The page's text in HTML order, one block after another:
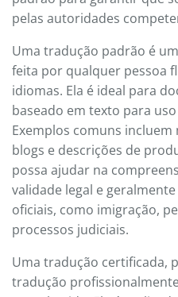
pelas autoridades
Uma tradução padrão é
feita por qualquer pessoa
idiomas. Ela é ideal para
baseado em texto para
Exemplos comuns
blogs e descrições de
possa ajudar na
validade legal e
oficiais, como imigração,
processos judiciais.
Uma tradução certificada,
tradução